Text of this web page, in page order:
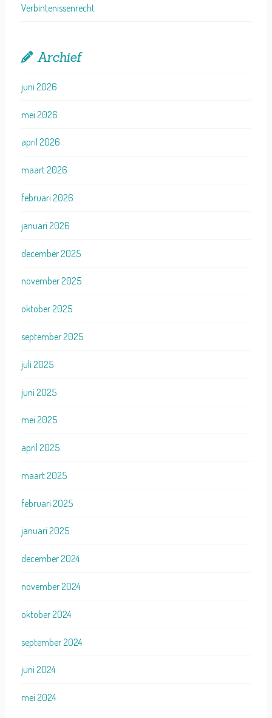
Verbintenissenrecht
Archief
juni 2026
mei 2026
april 2026
maart 2026
februari 2026
januari 2026
december 2025
november 2025
oktober 2025
september 2025
juli 2025
juni 2025
mei 2025
april 2025
maart 2025
februari 2025
januari 2025
december 2024
november 2024
oktober 2024
september 2024
juni 2024
mei 2024